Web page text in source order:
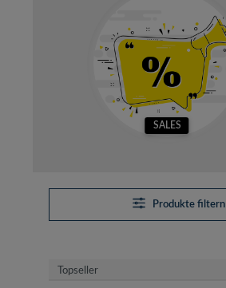
SALES
Produkte filtern